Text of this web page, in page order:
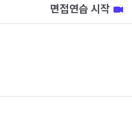
면접연습 시작